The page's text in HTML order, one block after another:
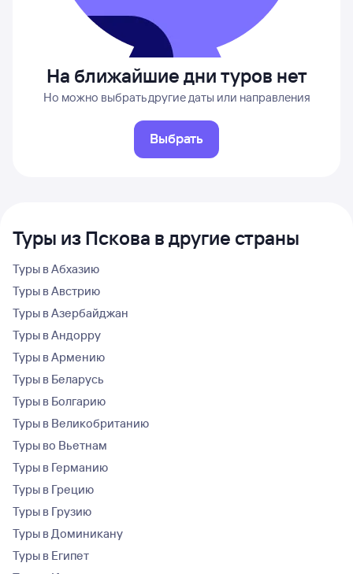
На ближайшие дни туров нет
Но можно выбрать другие даты или направления
Выбрать
Туры из Пскова в другие страны
Туры в Абхазию
Туры в Австрию
Туры в Азербайджан
Туры в Андорру
Туры в Армению
Туры в Беларусь
Туры в Болгарию
Туры в Великобританию
Туры во Вьетнам
Туры в Германию
Туры в Грецию
Туры в Грузию
Туры в Доминикану
Туры в Египет